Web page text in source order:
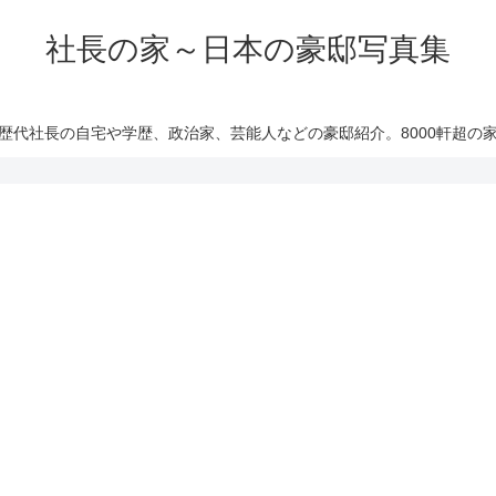
社長の家～日本の豪邸写真集
代社長の自宅や学歴、政治家、芸能人などの豪邸紹介。8000軒超の家